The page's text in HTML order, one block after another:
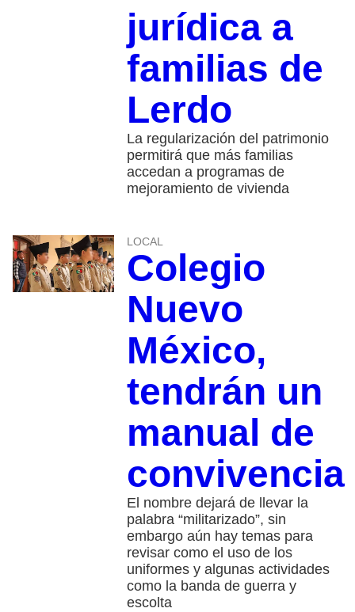
jurídica a
familias de
Lerdo
La regularización del patrimonio
permitirá que más familias
accedan a programas de
mejoramiento de vivienda
LOCAL
Colegio
Nuevo
México,
tendrán un
manual de
convivencia
El nombre dejará de llevar la
palabra “militarizado”, sin
embargo aún hay temas para
revisar como el uso de los
uniformes y algunas actividades
como la banda de guerra y
escolta